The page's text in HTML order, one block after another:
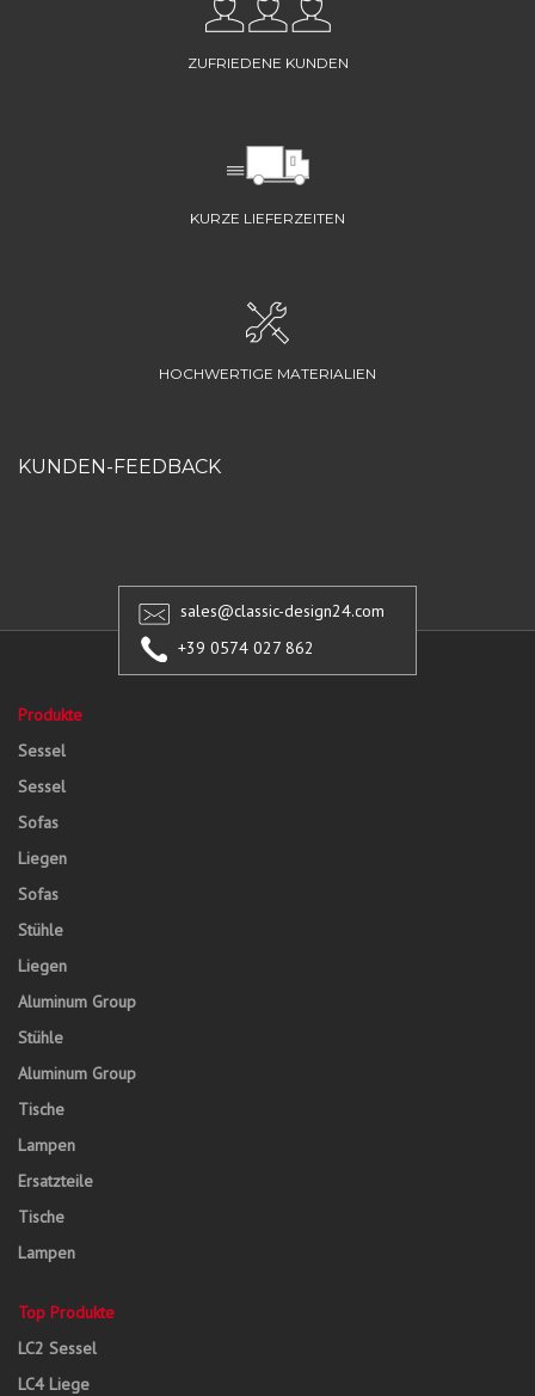
ZUFRIEDENE KUNDEN
KURZE LIEFERZEITEN
HOCHWERTIGE MATERIALIEN
KUNDEN-FEEDBACK
sales@classic-design24.com
+39 0574 027 862
Produkte
Sessel
Sessel
Sofas
Liegen
Sofas
Stühle
Liegen
Aluminum Group
Stühle
Aluminum Group
Tische
Lampen
Ersatzteile
Tische
Lampen
Top Produkte
LC2 Sessel
LC4 Liege